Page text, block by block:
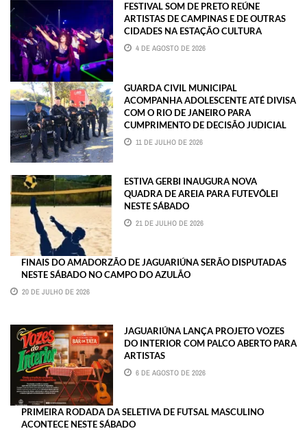
FESTIVAL SOM DE PRETO REÚNE
ARTISTAS DE CAMPINAS E DE OUTRAS
CIDADES NA ESTAÇÃO CULTURA
4 DE AGOSTO DE 2026
GUARDA CIVIL MUNICIPAL
ACOMPANHA ADOLESCENTE ATÉ DIVISA
COM O RIO DE JANEIRO PARA
CUMPRIMENTO DE DECISÃO JUDICIAL
11 DE JULHO DE 2026
ESTIVA GERBI INAUGURA NOVA
QUADRA DE AREIA PARA FUTEVÔLEI
NESTE SÁBADO
21 DE JULHO DE 2026
FINAIS DO AMADORZÃO DE JAGUARIÚNA SERÃO DISPUTADAS
NESTE SÁBADO NO CAMPO DO AZULÃO
20 DE JULHO DE 2026
JAGUARIÚNA LANÇA PROJETO VOZES
DO INTERIOR COM PALCO ABERTO PARA
ARTISTAS
6 DE AGOSTO DE 2026
PRIMEIRA RODADA DA SELETIVA DE FUTSAL MASCULINO
ACONTECE NESTE SÁBADO